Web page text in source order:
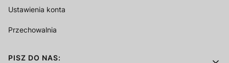
Ustawienia konta
Przechowalnia
PISZ DO NAS: